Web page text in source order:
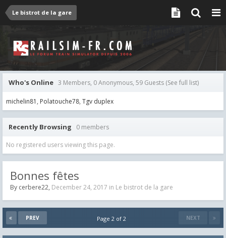
Le bistrot de la gare
Who's Online 3 Members, 0 Anonymous, 59 Guests (See full list)
michelin81 Polatouche78 Tgv duplex
Recently Browsing 0 members
No registered users viewing this page.
Bonnes fêtes
By cerbere22, December 24, 2017 in Le bistrot de la gare
PREV NEXT
Page 2 of 2